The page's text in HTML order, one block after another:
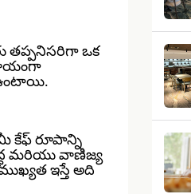
తప్పనిసరిగా ఒక
కేఫ్ రూపాన్ని
మరియు వాణిజ్య
ఇస్తే అది